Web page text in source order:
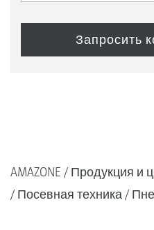
AMAZONE
Продукция и
Посевная техника